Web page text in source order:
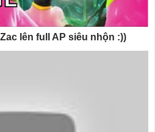
lên full AP siêu nhộn :))